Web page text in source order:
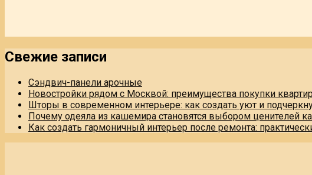
Свежие записи
Сэндвич-панели арочные
Новостройки рядом с Москвой: преимущества покупки
Шторы в современном интерьере: как создать уют и
Почему одеяла из кашемира становятся выбором ценителей
Как создать гармоничный интерьер после ремонта: